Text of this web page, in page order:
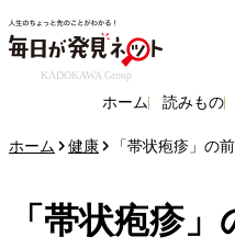
KADOKAWA Group
ホーム 読みもの
ホーム 健康 「帯状疱疹」の
「帯状疱疹